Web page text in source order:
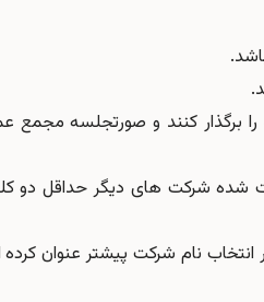
برگذار کنند و صورتجلسه مجمع
شده شرکت های دیگر حداقل دو
انتخاب نام شرکت پیشتر عنوان